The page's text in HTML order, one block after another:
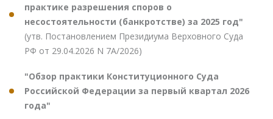
практике разрешения споров о
несостоятельности (банкротстве) за 2025 год"
(утв. Постановлением Президиума Верховного Суда
РФ от 29.04.2026 N 7А/2026)
"Обзор практики Конституционного Суда
Российской Федерации за первый квартал 2026
года"